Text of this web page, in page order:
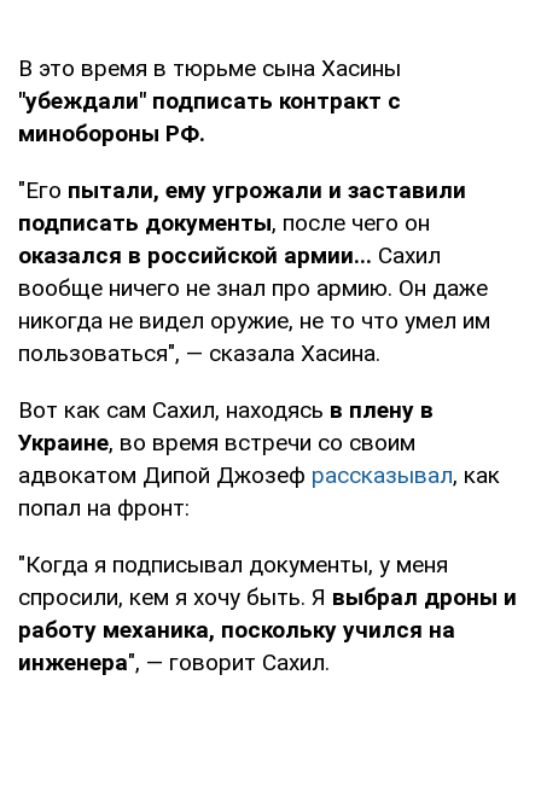
В это время в тюрьме сына Хасины
"убеждали" подписать контракт с
минобороны РФ.
"Его пытали, ему угрожали и заставили
подписать документы, после чего он
оказался в российской армии... Сахил
вообще ничего не знал про армию. Он даже
никогда не видел оружие, не то что умел им
пользоваться", — сказала Хасина.
Вот как сам Сахил, находясь в плену в
Украине, во время встречи со своим
адвокатом Дипой Джозеф рассказывал, как
попал на фронт:
"Когда я подписывал документы, у меня
спросили, кем я хочу быть. Я выбрал дроны и
работу механика, поскольку учился на
инженера", — говорит Сахил.